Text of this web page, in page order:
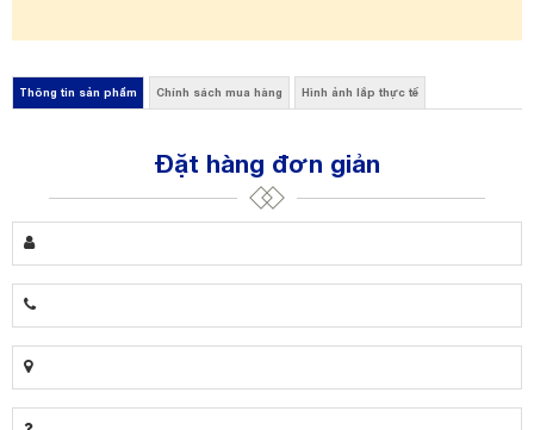
Thông tin sản phẩm Chính sách mua hàng Hình ảnh lắp thực tế
Đặt hàng đơn giản